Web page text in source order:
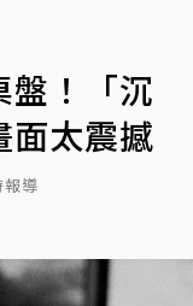
盤！「沉
面太震撼
導